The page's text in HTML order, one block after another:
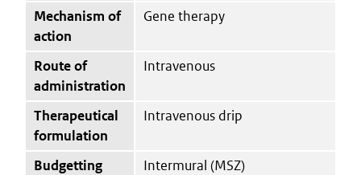
Mechanism of
action
Gene therapy
Route of
administration
Intravenous
Therapeutical
formulation
Intravenous drip
Budgetting
Intermural (MSZ)